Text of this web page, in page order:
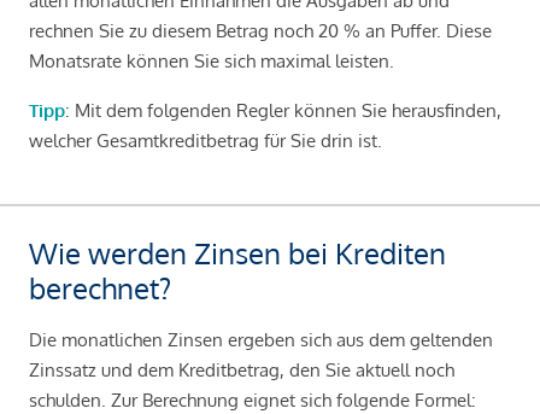
rechnen Sie zu diesem Betrag noch 20 % an Puffer. Diese
Monatsrate können Sie sich maximal leisten.
Tipp: Mit dem folgenden Regler können Sie herausfinden,
welcher Gesamtkreditbetrag für Sie drin ist.
Wie werden Zinsen bei Krediten
berechnet?
Die monatlichen Zinsen ergeben sich aus dem geltenden
Zinssatz und dem Kreditbetrag, den Sie aktuell noch
schulden. Zur Berechnung eignet sich folgende Formel: